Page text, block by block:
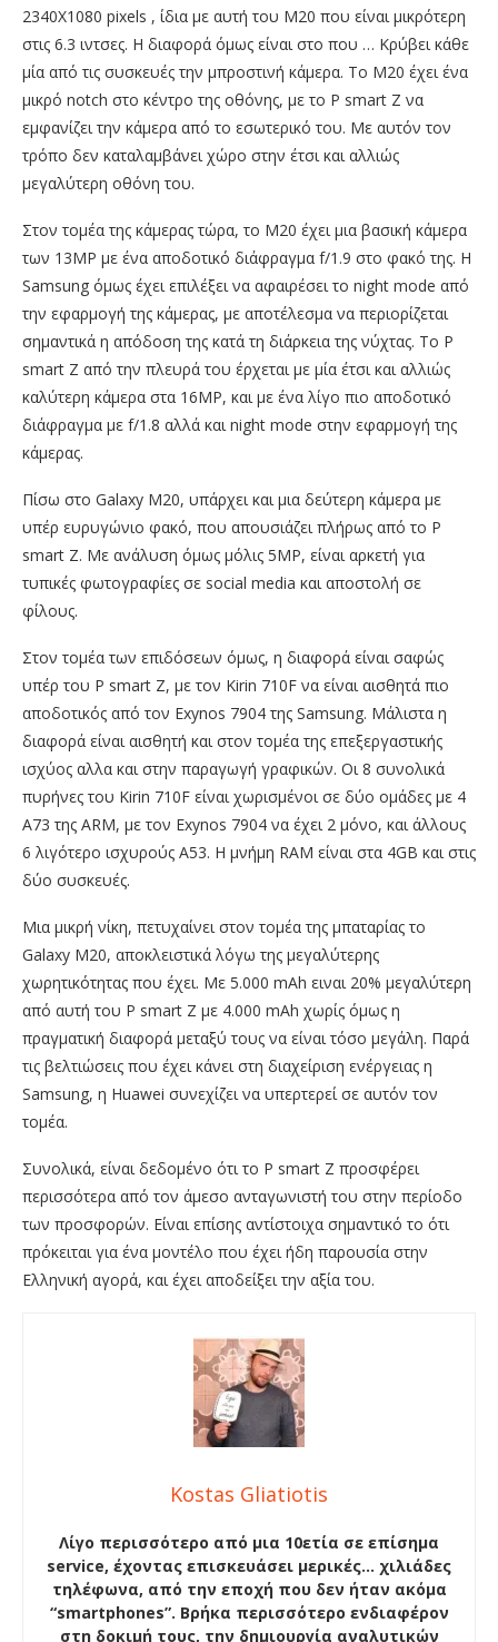
2340Χ1080 pixels , ίδια με αυτή του Μ20 που είναι μικρότερη
στις 6.3 ιντσες. Η διαφορά όμως είναι στο που … Κρύβει κάθε
μία από τις συσκευές την μπροστινή κάμερα. Το Μ20 έχει ένα
μικρό notch στο κέντρο της οθόνης, με το P smart Z να
εμφανίζει την κάμερα από το εσωτερικό του. Με αυτόν τον
τρόπο δεν καταλαμβάνει χώρο στην έτσι και αλλιώς
μεγαλύτερη οθόνη του.
Στον τομέα της κάμερας τώρα, το M20 έχει μια βασική κάμερα
των 13ΜΡ με ένα αποδοτικό διάφραγμα f/1.9 στο φακό της. Η
Samsung όμως έχει επιλέξει να αφαιρέσει το night mode από
την εφαρμογή της κάμερας, με αποτέλεσμα να περιορίζεται
σημαντικά η απόδοση της κατά τη διάρκεια της νύχτας. Το P
smart Z από την πλευρά του έρχεται με μία έτσι και αλλιώς
καλύτερη κάμερα στα 16ΜΡ, και με ένα λίγο πιο αποδοτικό
διάφραγμα με f/1.8 αλλά και night mode στην εφαρμογή της
κάμερας.
Πίσω στο Galaxy M20, υπάρχει και μια δεύτερη κάμερα με
υπέρ ευρυγώνιο φακό, που απουσιάζει πλήρως από το P
smart Z. Με ανάλυση όμως μόλις 5ΜΡ, είναι αρκετή για
τυπικές φωτογραφίες σε social media και αποστολή σε
φίλους.
Στον τομέα των επιδόσεων όμως, η διαφορά είναι σαφώς
υπέρ του P smart Z, με τον Kirin 710F να είναι αισθητά πιο
αποδοτικός από τον Exynos 7904 της Samsung. Μάλιστα η
διαφορά είναι αισθητή και στον τομέα της επεξεργαστικής
ισχύος αλλα και στην παραγωγή γραφικών. Οι 8 συνολικά
πυρήνες του Kirin 710F είναι χωρισμένοι σε δύο ομάδες με 4
Α73 της ARM, με τον Exynos 7904 να έχει 2 μόνο, και άλλους
6 λιγότερο ισχυρούς Α53. Η μνήμη RAM είναι στα 4GB και στις
δύο συσκευές.
Μια μικρή νίκη, πετυχαίνει στον τομέα της μπαταρίας το
Galaxy M20, αποκλειστικά λόγω της μεγαλύτερης
χωρητικότητας που έχει. Με 5.000 mAh ειναι 20% μεγαλύτερη
από αυτή του P smart Z με 4.000 mAh χωρίς όμως η
πραγματική διαφορά μεταξύ τους να είναι τόσο μεγάλη. Παρά
τις βελτιώσεις που έχει κάνει στη διαχείριση ενέργειας η
Samsung, η Huawei συνεχίζει να υπερτερεί σε αυτόν τον
τομέα.
Συνολικά, είναι δεδομένο ότι το P smart Z προσφέρει
περισσότερα από τον άμεσο ανταγωνιστή του στην περίοδο
των προσφορών. Είναι επίσης αντίστοιχα σημαντικό το ότι
πρόκειται για ένα μοντέλο που έχει ήδη παρουσία στην
Ελληνική αγορά, και έχει αποδείξει την αξία του.
Kostas Gliatiotis
Λίγο περισσότερο από μια 10ετία σε επίσημα
service, έχοντας επισκευάσει μερικές… χιλιάδες
τηλέφωνα, από την εποχή που δεν ήταν ακόμα
“smartphones”. Βρήκα περισσότερο ενδιαφέρον
στη δοκιμή τους, την δημιουργία αναλυτικών